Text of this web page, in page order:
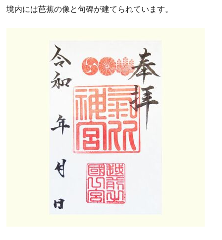
境内には芭蕉の像と句碑が建てられています。